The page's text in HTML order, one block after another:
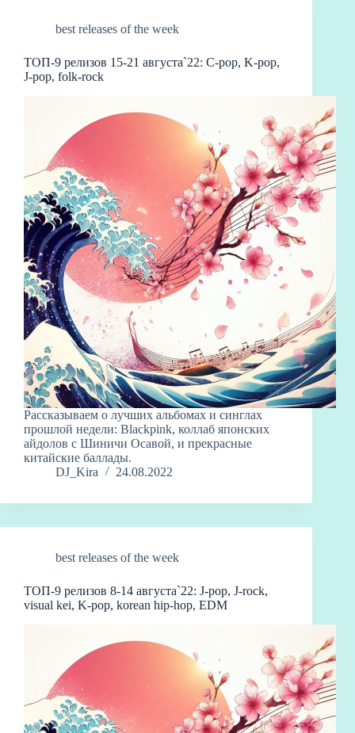
best releases of the week
ТОП-9 релизов 15-21 августа`22: C-pop, K-pop,
J-pop, folk-rock
Рассказываем о лучших альбомах и синглах
прошлой недели: Blackpink, коллаб японских
айдолов с Шиничи Осавой, и прекрасные
китайские баллады.
DJ_Kira
24.08.2022
best releases of the week
ТОП-9 релизов 8-14 августа`22: J-pop, J-rock,
visual kei, K-pop, korean hip-hop, EDM